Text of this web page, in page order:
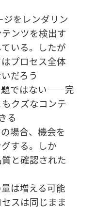
ジをレンダリン
ンツを検出す
いる。したが
プロセス全体
だろう
題ではない——完
クズなコンテ
る
場合、機会を
する。しか
と確認された
は増える可能
スは同じまま